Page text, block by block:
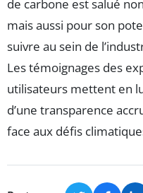
de carbone est salué
mais aussi pour son
suivre au sein de
Les témoignages des
utilisateurs mettent en
d’une transparence
face aux défis